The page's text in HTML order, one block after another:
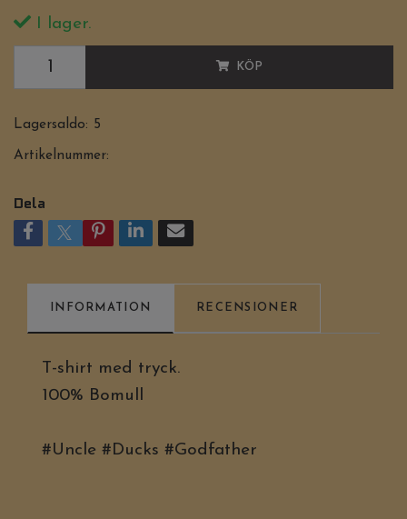
I lager.
KÖP
Lagersaldo: 5
Artikelnummer:
Dela
INFORMATION RECENSIONER
T-shirt med tryck.
100% Bomull
#Uncle #Ducks #Godfather